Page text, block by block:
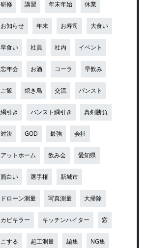
研修 講習 年末年始 休業
お知らせ 年末 お寿司 大食い
早食い 社員 社内 イベント
忘年会 お酒 コーラ 早飲み
ご飯 焼き鳥 交流 パンスト
綱引き パンスト綱引き 真剣勝負
対決 GOD 最強 会社
アットホーム 飲み会 愛知県
面白い 選手権 新城市
ドローン測量 写真測量 大掃除
カビキラー キッチンハイター 窓
こする 起工測量 編集 NG集